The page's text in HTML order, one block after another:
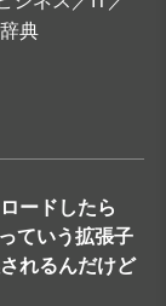
典
ードしたら
ていう拡張子
れるんだけど